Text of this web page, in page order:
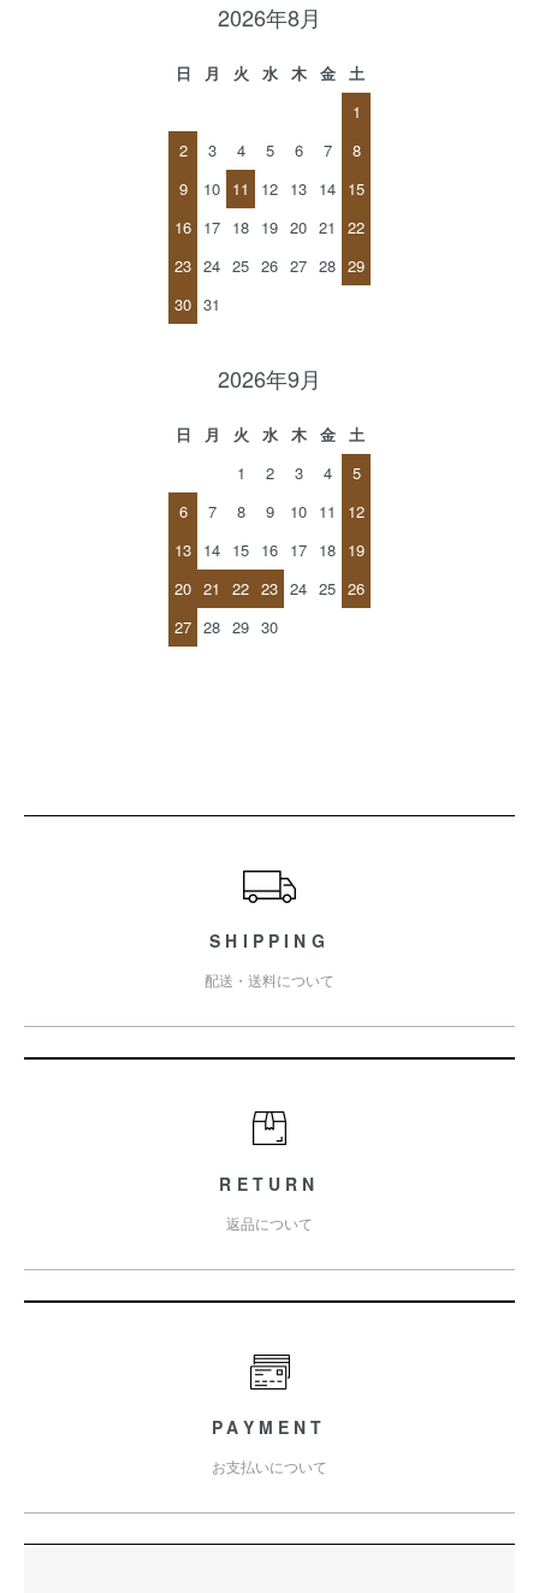
2026年8月
日 月 火 水 木 金
土
1
2
3 4 5 6 7
8
9
10 11 12 13 14 15
16 17 18 19 20 21
22
23 24 25 26 27 28 29
30 31
2026年9月
日 月 火 水 木 金
土
1
2 3 4
5
6
7 8 9 10 11
12
13 14 15 16 17 18 19
20 21 22 23 24 25 26
27 28 29 30
SHIPPING
配送・送料について
RETURN
返品について
PAYMENT
お支払いについて